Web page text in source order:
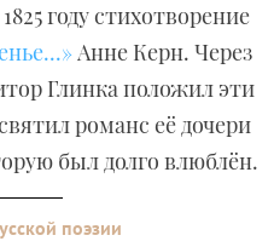
году стихотворение
Анне Керн. Через
Глинка положил эти
романс её дочери
был долго влюблён.
поэзии